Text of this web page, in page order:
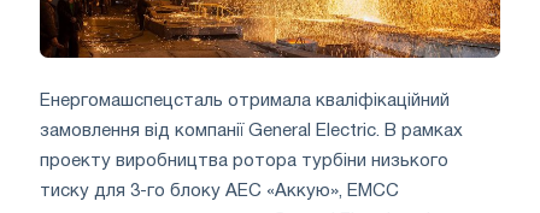
Енергомашспецсталь отримала кваліфікаційний
замовлення від компанії General Electric. В рамках
проекту виробництва ротора турбіни низького
тиску для 3-го блоку АЕС «Аккую», ЕМСС